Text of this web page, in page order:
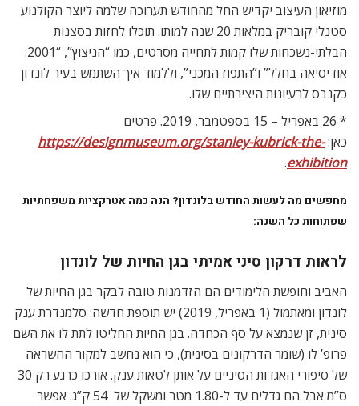
מוזיאון העיצוב יקדיש החל מהחודש תערוכה שלמה ליוצר הקולנוע
סטנלי קובריק במלאות 20 שנה למותו. תוכלו לחזות בסצנות
הבלתי-נשכחות שלו קמות לתחייה מסרטים, כמו “הניצוץ”, “2001:
אודיסיאה בחלל” ו”התפוז המכני”, וללמוד איך השתמש בעיר לונדון
כקנבס לרעיונות היצירתיים שלו.
* 26 באפריל – 15 בספטמבר, 2019. פרטים
כאן:https://designmuseum.org/stanley-kubrick-the-
exhibition
.
מחפשים מה לעשות החודש בלונדון? הנה כמה אטרקציות משפחתיות
שפתוחות כל השנה:
לראות דרקון סיני אמיתי בגן החיות של לונדון
האביב וחופשת הלימודים הם הזדמנות טובה לבקר בגן החיות של
לונדון ומאתמול (1 באפריל, 2019) יש תוספת חדשה: סלמנדרת ענק
סינית, זן שנמצא על סף הכחדה. בגן החיות החליטו לתת לו את השם
פרופ’ לו (שומר הדרקונים בסינית), כי הוא נחשב למקור ההשראה
של סיפורי האגדות הסיניים על אותן לטאות ענק. אורכו כרגע רק 30
ס”מ אבל הם גדלים עד ל-1.80 מטר ומשקל של 54 ק”ג. אפשר